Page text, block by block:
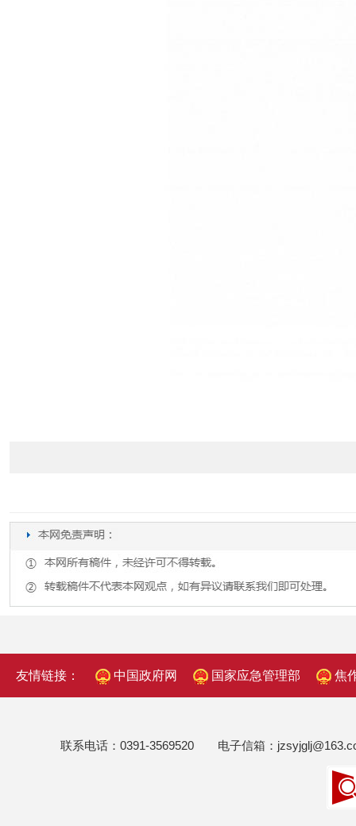
友情链接： 中国政府网 国家应急管理部 焦
联系电话：0391-3569520 电子信箱：